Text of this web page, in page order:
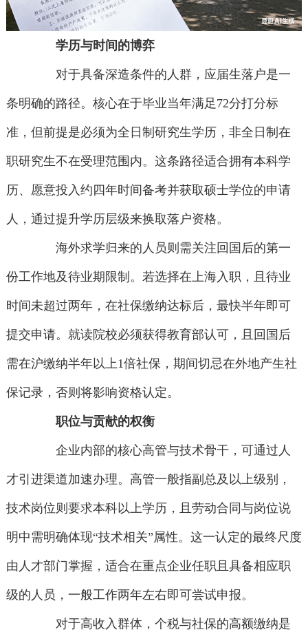
学历与时间的博弈
对于具备深造条件的人群，应届生落户是一
条明确的路径。核心在于毕业当年满足72分打分标
准，但前提是必须为全日制研究生学历，非全日制在
职研究生不在受理范围内。这条路径适合拥有本科学
历、愿意投入约四年时间备考并获取硕士学位的申请
人，通过提升学历层级来换取落户资格。
海外求学归来的人员则需关注回国后的第一
份工作地及待业期限制。若选择在上海入职，且待业
时间未超过两年，在社保缴纳达标后，最快半年即可
提交申请。就读院校必须获得教育部认可，且回国后
需在沪缴纳半年以上1倍社保，期间切忌在外地产生社
保记录，否则将影响资格认定。
职位与贡献的权衡
企业内部的核心高管与技术骨干，可通过人
才引进渠道加速办理。高管一般指副总及以上级别，
技术岗位则要求本科以上学历，且劳动合同与岗位说
明中需明确体现“技术相关”属性。这一认定的最终尺度
由人才部门掌握，适合在重点企业任职且具备相应职
级的人员，一般工作两年左右即可尝试申报。
对于高收入群体，个税与社保的高额缴纳是